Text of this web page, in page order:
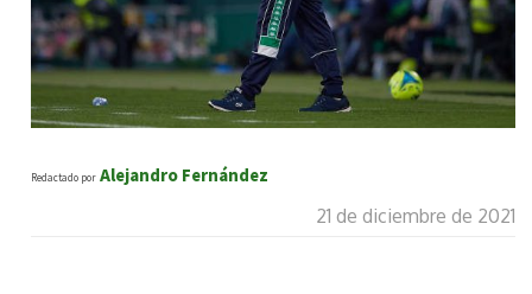
Redactado por Alejandro Fernández
21 de diciembre de 2021